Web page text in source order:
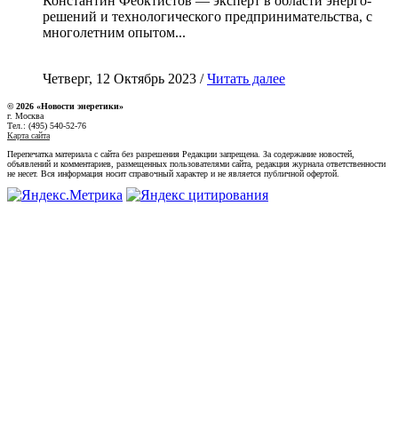
решений и технологического предпринимательства, с
многолетним опытом...
Четверг, 12 Октябрь 2023 /Читать далее
© 2026 «Новости энеретики»
г. Москва
Тел.: (495) 540-52-76
Карта сайта
Перепечатка материала с сайта без разрешения Редакции запрещена. За содержание новостей,
объявлений и комментариев, размещенных пользователями сайта, редакция журнала ответственности
не несет. Вся информация носит справочный характер и не является публичной офертой.